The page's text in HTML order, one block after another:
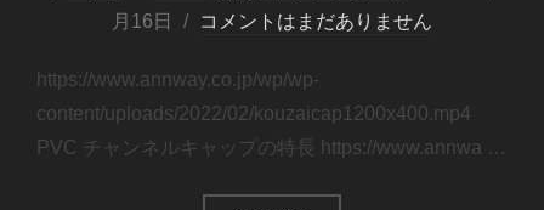
月16日
コメントはまだありません
https://www.annway.co.jp/wp/wp-
content/uploads/2022/02/kouzaicap1200x400.mp4
PVC チャンネルキャップの特長 https://www.annwa …